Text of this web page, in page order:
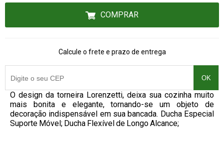
COMPRAR
Calcule o frete e prazo de entrega
OK
O design da torneira Lorenzetti, deixa sua cozinha muito
mais bonita e elegante, tornando-se um objeto de
decoração indispensável em sua bancada. Ducha Especial
Suporte Móvel; Ducha Flexível de Longo Alcance;